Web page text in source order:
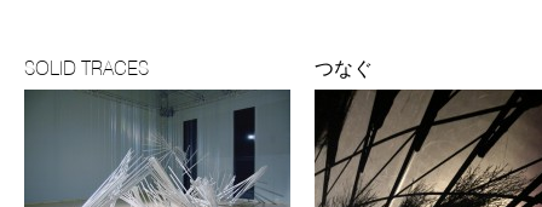
SOLID TRACES つなぐ